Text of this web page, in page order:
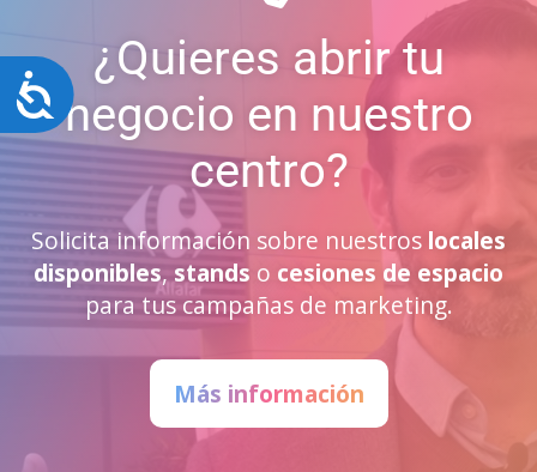
Accesibilidad
¿Quieres abrir tu
negocio en nuestro
centro?
Solicita información sobre nuestros locales
disponibles, stands o cesiones de espacio
para tus campañas de marketing.
Más información